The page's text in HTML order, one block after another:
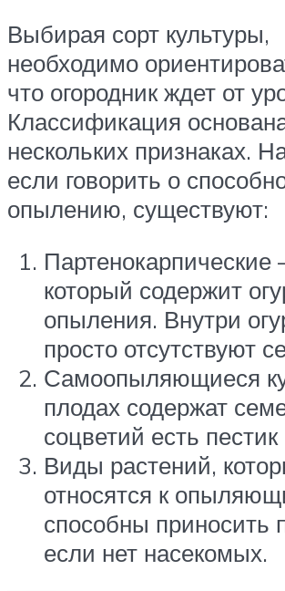
Выбирая сорт культуры,
необходимо
что огородник ждет от
Классификация
нескольких признаках.
если говорить о
опылению, существуют:
Партенокарпические
который содержит
опыления. Внутри
просто отсутствуют
Самоопыляющиеся
плодах содержат
соцветий есть
Виды растений,
относятся к
способны приносить
если нет насекомых.